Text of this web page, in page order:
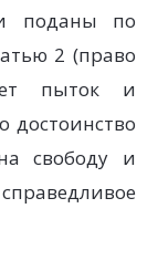
поданы по
2 (право
пыток и
достоинство
свободу и